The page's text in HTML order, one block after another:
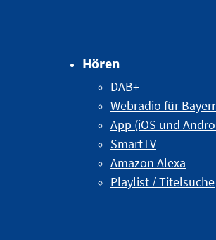
Hören
DAB+
Webradio für
App (iOS und
SmartTV
Amazon Alexa
Playlist / Titelsuche